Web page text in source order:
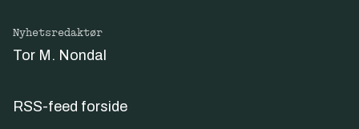
Nyhetsredaktør
Tor M. Nondal
RSS-feed forside